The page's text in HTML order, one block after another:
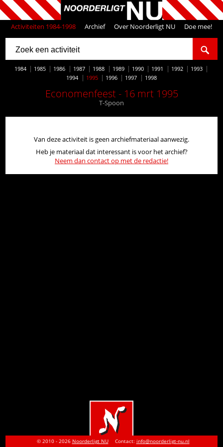
Activiteiten 1984-1998 Archief Over Noorderligt NU Doe mee!
1984 1985 1986 1987 1988 1989 1990 1991 1992
1993
1994
1995 1996 1997 1998
Economenfeest - 16 mrt 1995
T-Spoon
Van deze activiteit is geen archiefmateriaal aanwezig.
Heb je materiaal dat interessant is voor het archief?
Neem dan contact op met de redactie!
© 2010 - 2026 Noorderligt NU Contact: info@noorderligt-nu.nl